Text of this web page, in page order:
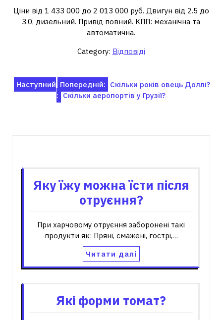
Ціни від 1 433 000 до 2 013 000 руб. Двигун від 2.5 до
3.0, дизельний. Привід повний. КПП: механічна та
автоматична.
Category: Відповіді
Навігація
записів
Попередній: Скільки років овець Доллі?
Наступний
: Скільки аеропортів у Грузії?
Яку їжу можна їсти після
отруєння?
При харчовому отруєння заборонені такі
продукти як: Пряні, смажені, гострі,…
Читати далі
Які форми томат?